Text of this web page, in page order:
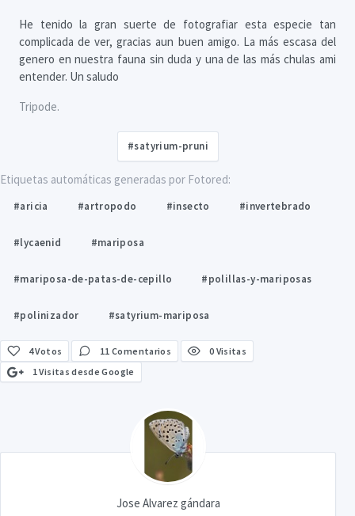
He tenido la gran suerte de fotografiar esta especie tan
complicada de ver, gracias aun buen amigo. La más escasa del
genero en nuestra fauna sin duda y una de las más chulas ami
entender. Un saludo
Tripode.
#satyrium-pruni
Etiquetas automáticas generadas por Fotored:
#aricia #artropodo #insecto #invertebrado
#lycaenid #mariposa
#mariposa-de-patas-de-cepillo #polillas-y-mariposas
#polinizador #satyrium-mariposa
4Votos 11 Comentarios
0 Visitas
1 Visitas desde Google
Jose Alvarez gándara